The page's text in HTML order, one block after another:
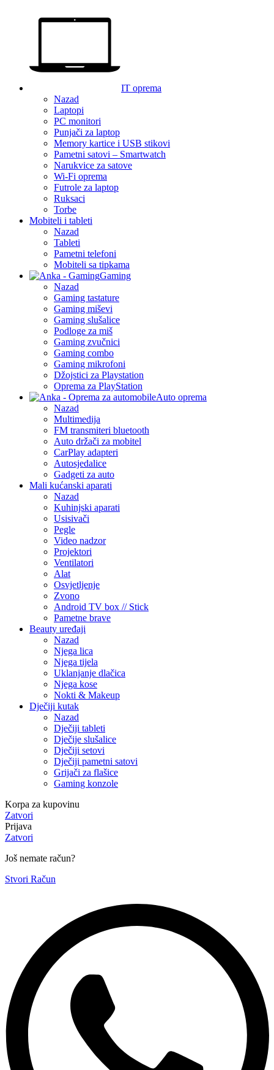
IT oprema
Nazad
Laptopi
PC monitori
Punjači za laptop
Memory kartice i USB stikovi
Pametni satovi – Smartwatch
Narukvice za satove
Wi-Fi oprema
Futrole za laptop
Ruksaci
Torbe
Mobiteli i tableti
Nazad
Tableti
Pametni telefoni
Mobiteli sa tipkama
Gaming
Nazad
Gaming tastature
Gaming miševi
Gaming slušalice
Podloge za miš
Gaming zvučnici
Gaming combo
Gaming mikrofoni
Džojstici za Playstation
Oprema za PlayStation
Auto oprema
Nazad
Multimedija
FM transmiteri bluetooth
Auto držači za mobitel
CarPlay adapteri
Autosjedalice
Gadgeti za auto
Mali kućanski aparati
Nazad
Kuhinjski aparati
Usisivači
Pegle
Video nadzor
Projektori
Ventilatori
Alat
Osvjetljenje
Zvono
Android TV box // Stick
Pametne brave
Beauty uređaji
Nazad
Njega lica
Njega tijela
Uklanjanje dlačica
Njega kose
Nokti & Makeup
Dječiji kutak
Nazad
Dječiji tableti
Dječije slušalice
Dječiji setovi
Dječiji pametni satovi
Grijači za flašice
Gaming konzole
Korpa za kupovinu
Zatvori
Prijava
Zatvori
Još nemate račun?
Stvori Račun